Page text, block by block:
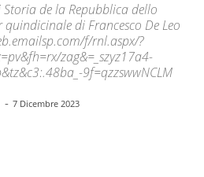
de la Repubblica dello
di Francesco De Leo
f/rnl.aspx/?
zag&=_szyz17a4-
9f=qzzswwNCLM
- 7 Dicembre 2023